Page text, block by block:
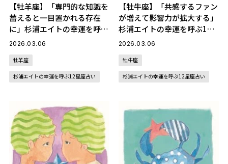
【牡羊座】「専門的な知識を
蓄えると一目置かれる存在
に」杉浦エイトの幸運を呼ぶ
12星座占い（3/6～4/6）
2026.03.06
牡羊座
杉浦エイトの幸運を呼ぶ12星座占い
【牡牛座】「共感するファン
が増えて影響力が拡大する」
杉浦エイトの幸運を呼ぶ12
星座占い（3/6～4/6）
2026.03.06
牡牛座
杉浦エイトの幸運を呼ぶ12星座占い